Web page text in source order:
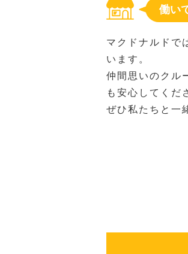
働い
マクドナルドで
います。
仲間思いのクル
も安心してくだ
ぜひ私たちと一